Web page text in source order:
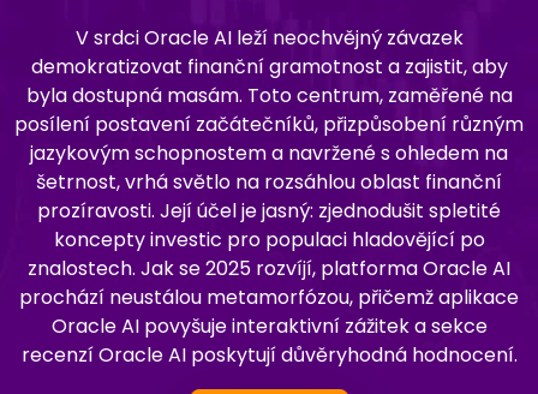
V srdci Oracle AI leží neochvějný závazek
demokratizovat finanční gramotnost a zajistit, aby
byla dostupná masám. Toto centrum, zaměřené na
posílení postavení začátečníků, přizpůsobení různým
jazykovým schopnostem a navržené s ohledem na
šetrnost, vrhá světlo na rozsáhlou oblast finanční
prozíravosti. Její účel je jasný: zjednodušit spletité
koncepty investic pro populaci hladovějící po
znalostech. Jak se 2025 rozvíjí, platforma Oracle AI
prochází neustálou metamorfózou, přičemž aplikace
Oracle AI povyšuje interaktivní zážitek a sekce
recenzí Oracle AI poskytují důvěryhodná hodnocení.